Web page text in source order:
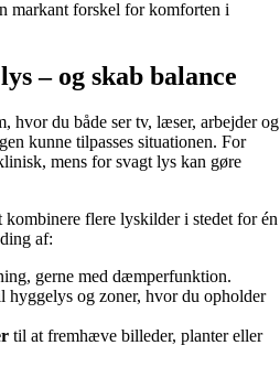
markant forskel for komforten i
– og skab balance
hvor du både ser tv, læser, arbejder og
kunne tilpasses situationen. For
mens for svagt lys kan gøre
flere lyskilder i stedet for én
af:
gerne med dæmperfunktion.
hyggelys og zoner, hvor du opholder
til at fremhæve billeder, planter eller